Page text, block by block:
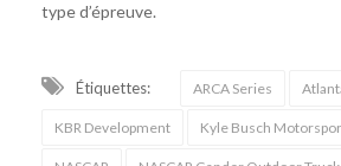
type d’épreuve.
Étiquettes: ARCA Series
KBR Development Kyle Busch